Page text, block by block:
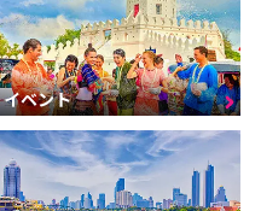
イベント